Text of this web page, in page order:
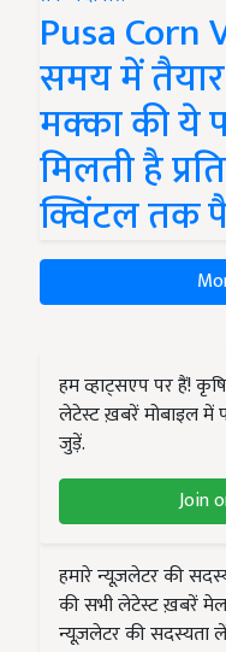
Pusa
समय में
मक्का की ये
मिलती है
क्विंटल तक
हम व्हाट्सएप पर हैं!
लेटेस्ट ख़बरें मोबाइल में
जुड़ें.
Join
हमारे न्यूज़लेटर की
की सभी लेटेस्ट ख़बरें
न्यूज़लेटर की सदस्यता